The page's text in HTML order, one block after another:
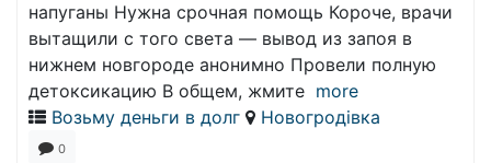
напуганы Нужна срочная помощь Короче, врачи
вытащили с того света — вывод из запоя в
нижнем новгороде анонимно Провели полную
детоксикацию В общем, жмите more
Возьму деньги в долг
Новогродівка
0